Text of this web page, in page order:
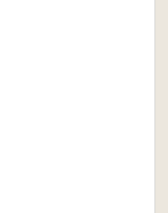
际的珍稀笔记,第一
今考(二)》,内容为
述,征引广博、考辨
谷闲抄》,系方回从
随隐漫录》,载录大
值突出;第四种为盛
,内容涵盖经史辨
逸闻,兼具学术性与